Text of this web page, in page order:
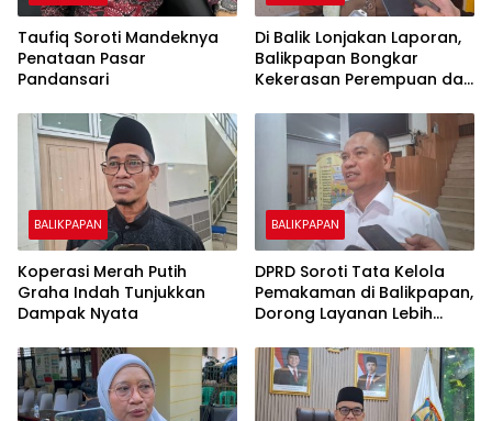
Taufiq Soroti Mandeknya
Penataan Pasar
Pandansari
Di Balik Lonjakan Laporan,
Balikpapan Bongkar
Kekerasan Perempuan dan
BALIKPAPAN
Koperasi Merah Putih
Graha Indah Tunjukkan
Dampak Nyata
BALIKPAPAN
DPRD Soroti Tata Kelola
Pemakaman di Balikpapan,
Dorong Layanan Lebih
Biaya Warga